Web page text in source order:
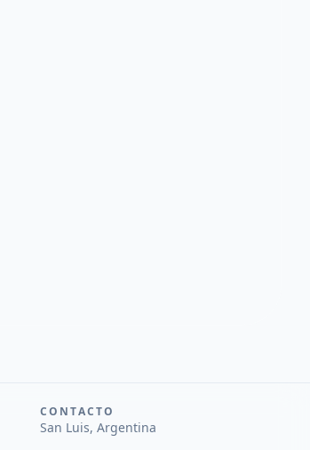
CONTACTO
San Luis, Argentina